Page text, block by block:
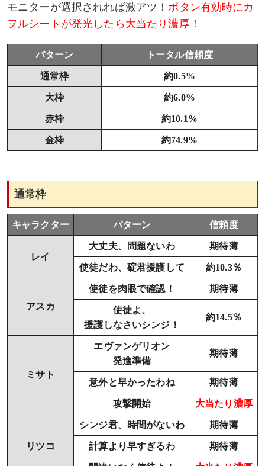
モニターが選択されれば激アツ！ ボタン有効時にカ
ヲルシートが発光したら大当たり濃厚！
パターン トータル信頼度
通常枠 約0.5%
大枠 約6.0%
赤枠 約10.1%
金枠 約74.9%
通常枠
キャラクター パターン 信頼度
レイ
大丈夫、問題ないわ 期待薄
使徒だわ、碇君援護して 約10.3％
アスカ
使徒を肉眼で確認！ 期待薄
使徒よ、
援護しなさいシンジ！
約14.5％
ミサト
エヴァンゲリオン
発進準備
期待薄
意外と早かったわね 期待薄
攻撃開始 大当たり濃厚
リツコ
シンジ君、時間がないわ 期待薄
計算より早すぎるわ 期待薄